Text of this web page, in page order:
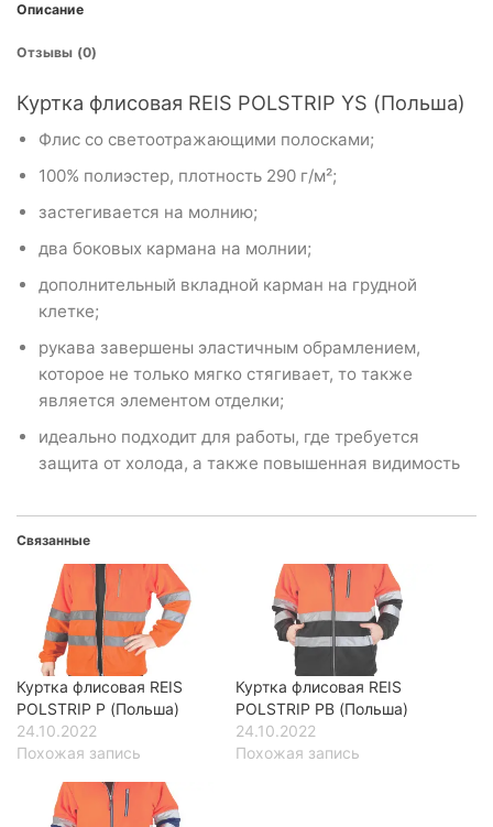
Описание
Отзывы (0)
Куртка флисовая REIS POLSTRIP YS (Польша)
Флис со светоотражающими полосками;
100% полиэстер, плотность 290 г/м²;
застегивается на молнию;
два боковых кармана на молнии;
дополнительный вкладной карман на грудной
клетке;
рукава завершены эластичным обрамлением,
которое не только мягко стягивает, то также
является элементом отделки;
идеально подходит для работы, где требуется
защита от холода, а также повышенная видимость
Связанные
Куртка флисовая REIS
POLSTRIP P (Польша)
24.10.2022
Похожая запись
Куртка флисовая REIS
POLSTRIP PB (Польша)
24.10.2022
Похожая запись